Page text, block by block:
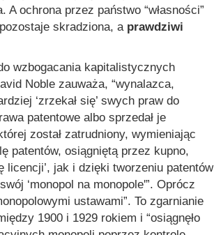
ochrona przez państwo “własności”
skradziona, a prawdziwi
wzbogacania kapitalistycznych
Noble zauważa, “wynalazca,
‘zrzekał się’ swych praw do
patentowe albo sprzedał je
został zatrudniony, wymieniając
patentów, osiągniętą przez kupno,
licencji’, jak i dzięki tworzeniu patentów
‘monopol na monopole'”. Oprócz
ustawami”. To zgarnianie
1900 i 1929 rokiem i “osiągnęło